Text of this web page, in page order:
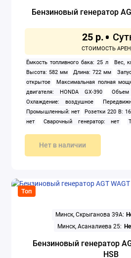
Бензиновый генератор
25 р.
Ёмкость топливного бака: 25 л Вес,
Высота: 582 мм
Длина: 722 мм
открытое
Максимальная полная
двигателя: HONDA GX-390
Охлаждение: воздушное
Промышленный: нет
Розетки 220 В:
нет
Сварочный генератор: нет
Ширина: 530 мм
Нет в наличии
Топ
Минск, Скрыганова 39А:
Минск, Асаналиева 25:
Бензиновый генератор
HSB